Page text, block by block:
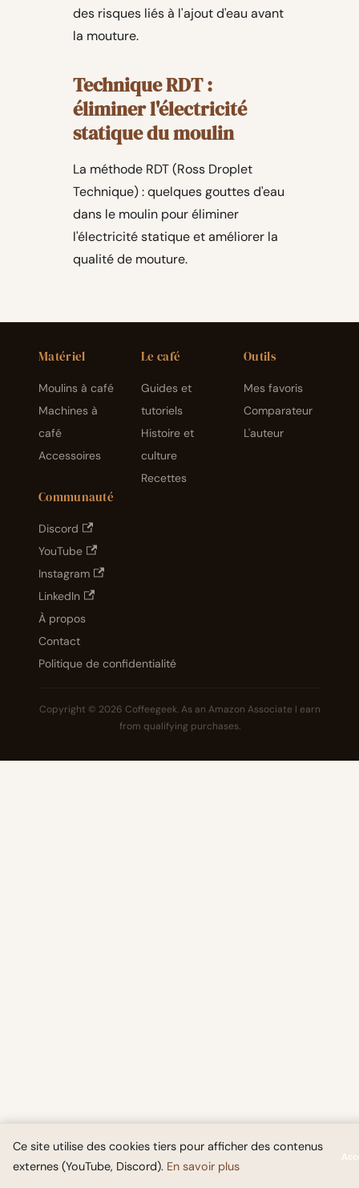
des risques liés à l'ajout d'eau avant
la mouture.
Technique RDT :
éliminer l'électricité
statique du moulin
La méthode RDT (Ross Droplet
Technique) : quelques gouttes d'eau
dans le moulin pour éliminer
l'électricité statique et améliorer la
qualité de mouture.
Matériel
Moulins à café
Machines à
café
Accessoires
Le café
Guides et
tutoriels
Histoire et
culture
Recettes
Outils
Mes favoris
Comparateur
L'auteur
Communauté
Discord
YouTube
Instagram
LinkedIn
À propos
Contact
Politique de confidentialité
Copyright © 2026 Coffeegeek. As an Amazon Associate I earn
from qualifying purchases.
Ce site utilise des cookies tiers pour afficher des contenus
externes (YouTube, Discord). En savoir plus